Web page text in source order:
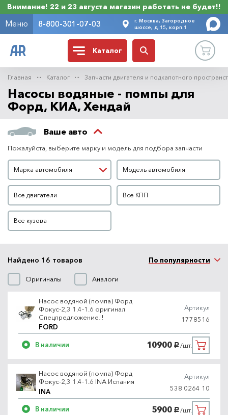
Внимание! 22 и 23 августа магазин работать не будет!!
Меню 8-800-301-07-03
г. Москва, Загородное
шоссе, д.15, корп.1
Каталог
Главная Каталог Запчасти двигателя и подкапотного
Насосы водяные - помпы для
Форд, КИА, Хендай
Ваше авто
Пожалуйста, выберите марку и модель для подбора запчасти
Марка автомобиля
Марка автомобиля
Модель автомобиля
Модель автомобиля
Двигатель
Все двигатели
КПП
Все КПП
Кузов
Все кузова
Найдено 16 товаров
Оригиналы Аналоги
По популярности
Насос водяной (помпа) Форд
Фокус-2,3 1.4-1.6 оригинал
Спецпредложение!!
FORD
Артикул
1778516
В наличии 10900 руб./шт.
Насос водяной (помпа) Форд
Фокус-2,3 1.4-1.6 INA Испания
INA
Артикул
538 0264 10
В наличии 5900 руб./шт.